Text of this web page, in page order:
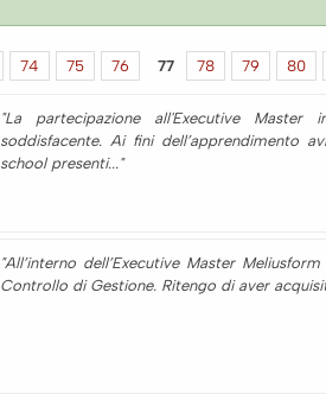
74 75 76 77 78 79 80
"La partecipazione all'Executive Master
soddisfacente. Ai fini dell’apprendimento
school presenti..."
"All’interno dell’Executive Master
Controllo di Gestione. Ritengo di aver